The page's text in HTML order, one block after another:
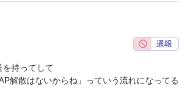
持ってして
解散はないからね」っていう流れになってる